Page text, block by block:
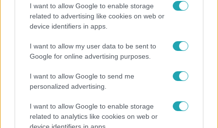
I want to allow Google to enable storage
related to advertising like cookies on web or
device identifiers in apps.
I want to allow my user data to be sent to
Google for online advertising purposes.
I want to allow Google to send me
personalized advertising.
I want to allow Google to enable storage
related to analytics like cookies on web or
device identifiers in apps.